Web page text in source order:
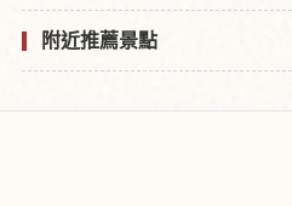
附近推薦景點